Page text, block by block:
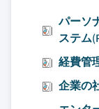
パーソ
ステム
経費管
企業の